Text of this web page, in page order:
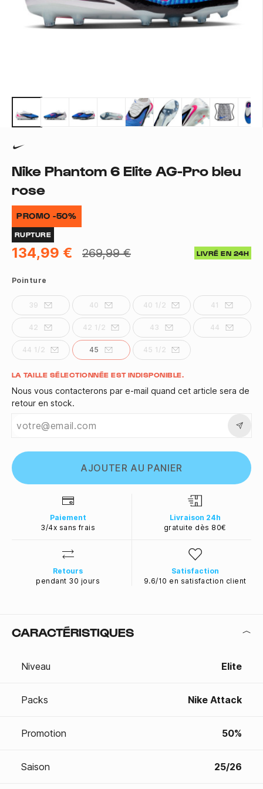
Nike Phantom 6 Elite AG-Pro bleu
rose
PROMO -50%
RUPTURE
134,99 € 269,99 € LIVRÉ EN 24H
Pointure
39 40 40 1/2 41
42 42 1/2 43 44
44 1/2 45 45 1/2
Quantité
LA TAILLE SÉLECTIONNÉE EST INDISPONIBLE.
Nous vous contacterons par e-mail quand cet article sera de
retour en stock.
AJOUTER AU PANIER
Paiement
3/4x sans frais
Livraison 24h
gratuite dès 80€
Retours
pendant 30 jours
Satisfaction
9.6/10 en satisfaction client
CARACTÉRISTIQUES
Niveau Elite
Packs Nike Attack
Promotion 50%
Saison 25/26